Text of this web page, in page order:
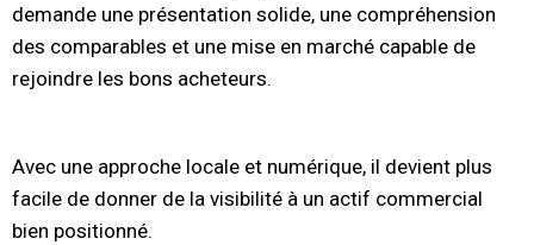
demande une présentation solide, une compréhension
des comparables et une mise en marché capable de
rejoindre les bons acheteurs.
Avec une approche locale et numérique, il devient plus
facile de donner de la visibilité à un actif commercial
bien positionné.